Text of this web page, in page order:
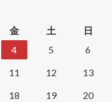
金 土
日
4 5
6
11 12
13
18 19
20